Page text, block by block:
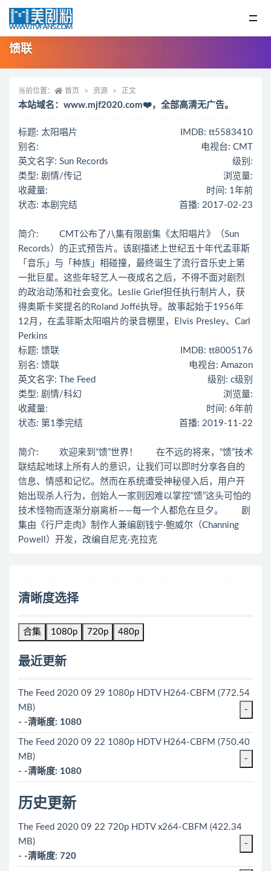
馈联
当前位置： 首页 资源 正文
本站域名：www.mjf2020.com❤️，全部高清无广告。
标题: 太阳唱片
IMDB: tt5583410
别名:
电视台: CMT
英文名字: Sun Records
级别:
类型: 剧情/传记
浏览量:
收藏量:
时间: 1年前
状态: 本剧完结
首播: 2017-02-23
简介: CMT公布了八集有限剧集《太阳唱片》（Sun
Records）的正式预告片。该剧描述上世纪五十年代孟菲斯
「音乐」与「种族」相碰撞，最终诞生了流行音乐史上第
一批巨星。这些年轻艺人一夜成名之后，不得不面对剧烈
的政治动荡和社会变化。Leslie Grief担任执行制片人，获
得奥斯卡奖提名的Roland Joffé执导。故事起始于1956年
12月，在孟菲斯太阳唱片的录音棚里，Elvis Presley、Carl
Perkins
标题: 馈联
IMDB: tt8005176
别名: 馈联
电视台: Amazon
英文名字: The Feed
级别: c级别
类型: 剧情/科幻
浏览量:
收藏量:
时间: 6年前
状态: 第1季完结
首播: 2019-11-22
简介: 欢迎来到“馈”世界！ 在不远的将来，“馈”技术
联结起地球上所有人的意识，让我们可以即时分享各自的
信息、情感和记忆。然而在系统遭受神秘侵入后，用户开
始出现杀人行为，创始人一家则因难以掌控“馈”这头可怕的
技术怪物而逐渐分崩离析——每一个人都危在旦夕。 剧
集由《行尸走肉》制作人兼编剧钱宁·鲍威尔（Channing
Powell）开发，改编自尼克·克拉克
清晰度选择
合集 1080p 720p 480p
最近更新
The Feed 2020 09 29 1080p HDTV H264-CBFM (772.54
MB)
-
- -清晰度: 1080
The Feed 2020 09 22 1080p HDTV H264-CBFM (750.40
MB)
-
- -清晰度: 1080
历史更新
The Feed 2020 09 22 720p HDTV x264-CBFM (422.34
MB)
-
- -清晰度: 720